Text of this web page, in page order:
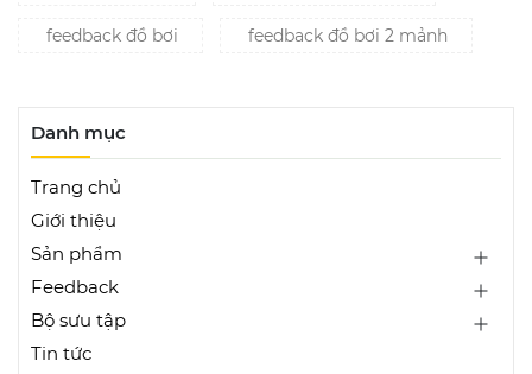
feedback đồ bơi feedback đồ bơi 2 mảnh
Danh mục
Trang chủ
Giới thiệu
Sản phẩm
Feedback
Bộ sưu tập
Tin tức